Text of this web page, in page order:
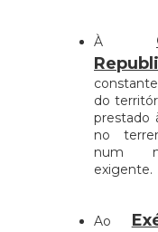
À
do
prestado
no
num
exigente.
Ao